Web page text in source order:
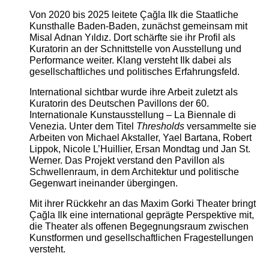
Von 2020 bis 2025 leitete Çağla Ilk die Staatliche
Kunsthalle Baden-Baden, zunächst gemeinsam mit
Misal Adnan Yıldız. Dort schärfte sie ihr Profil als
Kuratorin an der Schnittstelle von Ausstellung und
Performance weiter. Klang versteht Ilk dabei als
gesellschaftliches und politisches Erfahrungsfeld.
International sichtbar wurde ihre Arbeit zuletzt als
Kuratorin des Deutschen Pavillons der 60.
Internationale Kunstausstellung – La Biennale di
Venezia. Unter dem Titel Thresholdsversammelte sie
Arbeiten von Michael Akstaller, Yael Bartana, Robert
Lippok, Nicole L’Huillier, Ersan Mondtag und Jan St.
Werner. Das Projekt verstand den Pavillon als
Schwellenraum, in dem Architektur und politische
Gegenwart ineinander übergingen.
Mit ihrer Rückkehr an das Maxim Gorki Theater bringt
Çağla Ilk eine international geprägte Perspektive mit,
die Theater als offenen Begegnungsraum zwischen
Kunstformen und gesellschaftlichen Fragestellungen
versteht.